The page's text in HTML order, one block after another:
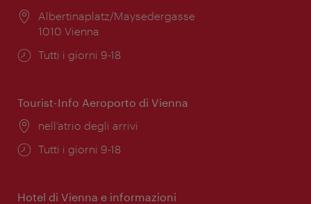
Posizione:
Albertinaplatz/Maysedergasse
1010 Vienna
Orari
Tutti i giorni 9-18
Tourist-Info Aeroporto di Vienna
Posizione:
nell’atrio degli arrivi
Orari
Tutti i giorni 9-18
Hotel di Vienna e informazioni